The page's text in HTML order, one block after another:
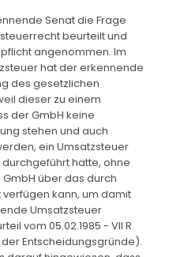
Senat die Frage
beurteilt und
angenommen. Im
hat der erkennende
des gesetzlichen
dieser zu einem
der GmbH keine
stehen und auch
ein Umsatzsteuer
hatte, ohne
über das durch
kann, um damit
Umsatzsteuer
vom 05.02.1985 - VII R
der Entscheidungsgründe).